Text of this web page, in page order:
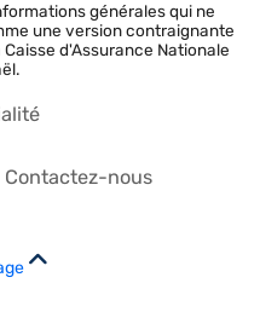
générales qui ne
une version contraignante
d'Assurance Nationale
Contactez-nous